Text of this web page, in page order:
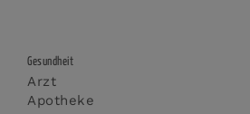
Gesundheit
Arzt
Apotheke